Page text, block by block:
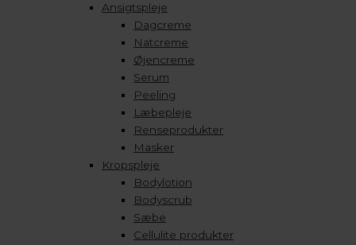
Ansigtspleje
Dagcreme
Natcreme
Øjencreme
Serum
Peeling
Læbepleje
Renseprodukter
Masker
Kropspleje
Bodylotion
Bodyscrub
Sæbe
Cellulite produkter